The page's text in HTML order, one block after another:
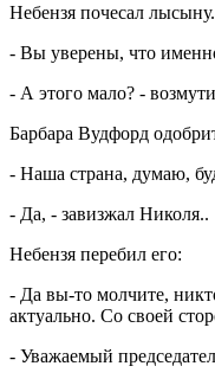
Небензя почесал лысыну.
- Вы уверены, что
- А этого мало? -
Барбара Вудфорд
- Наша страна, думаю,
- Да, - завизжал Николя..
Небензя перебил его:
- Да вы-то молчите,
актуально. Со своей
- Уважаемый